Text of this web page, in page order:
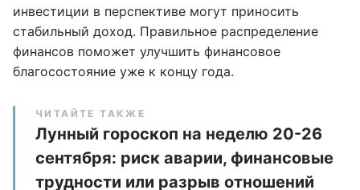
инвестиции в перспективе могут приносить
стабильный доход. Правильное распределение
финансов поможет улучшить финансовое
благосостояние уже к концу года.
ЧИТАЙТЕ ТАКЖЕ
Лунный гороскоп на неделю 20-26
сентября: риск аварии, финансовые
трудности или разрыв отношений